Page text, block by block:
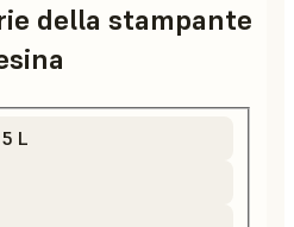
della stampante
L